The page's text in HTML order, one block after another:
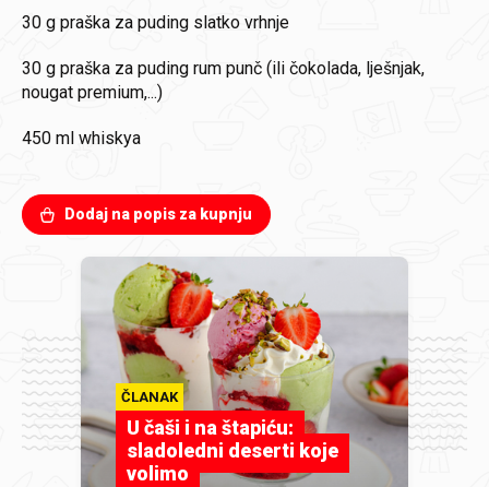
30 g praška za puding slatko vrhnje
30 g praška za puding rum punč (ili čokolada, lješnjak,
nougat premium,...)
450 ml whiskya
Dodaj na popis za kupnju
ČLANAK
U čaši i na štapiću:
sladoledni deserti koje
volimo